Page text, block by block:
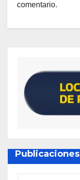
comentario.
Publicaciones